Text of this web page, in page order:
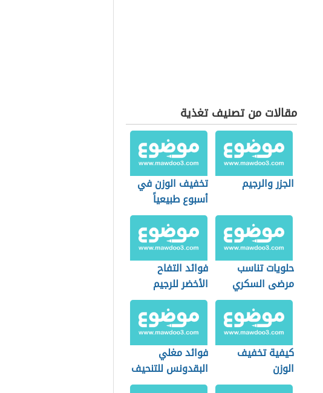
مقالات من تصنيف تغذية
الجزر والرجيم
تخفيف الوزن في
أسبوع طبيعياً
حلويات تناسب
مرضى السكري
فوائد التفاح
الأخضر للرجيم
كيفية تخفيف
الوزن
فوائد مغلي
البقدونس للتنحيف